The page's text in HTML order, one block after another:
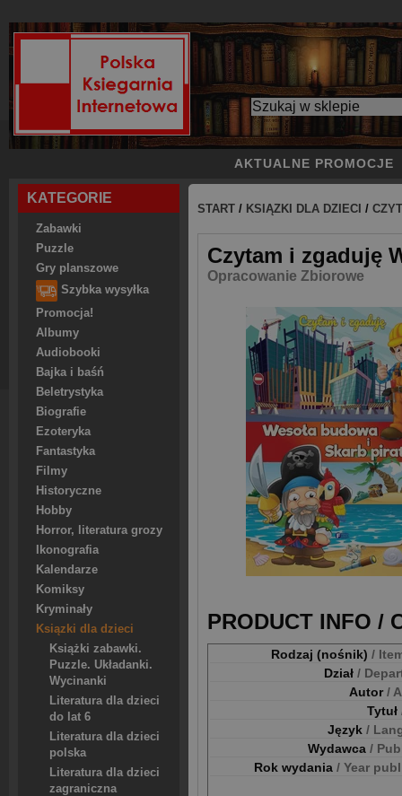
AKTUALNE PROMOCJE
KATEGORIE
Zabawki
Puzzle
Gry planszowe
Szybka wysyłka
Promocja!
Albumy
Audiobooki
Bajka i baśń
Beletrystyka
Biografie
Ezoteryka
Fantastyka
Filmy
Historyczne
Hobby
Horror, literatura grozy
Ikonografia
Kalendarze
Komiksy
Kryminały
Ksiązki dla dzieci
Książki zabawki.
Puzzle. Układanki.
Wycinanki
Literatura dla dzieci
do lat 6
Literatura dla dzieci
polska
Literatura dla dzieci
zagraniczna
START / KSIĄZKI DLA DZIECI /
Czytam i zgaduję
Opracowanie Zbiorowe
PRODUCT INFO /
Rodzaj (nośnik) /
Dział /
Autor/
Tytuł
Język /
Wydawca /
Rok wydania / Year